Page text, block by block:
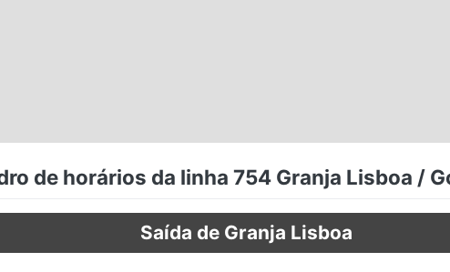
de horários da linha 754 Granja Lisboa /
Saída de Granja Lisboa